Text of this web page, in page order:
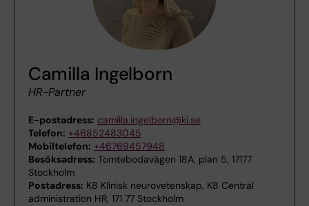
Camilla Ingelborn
HR-Partner
E-postadress: camilla.ingelborn@ki.se
Telefon: +46852483045
Mobiltelefon: +46769457948
Besöksadress: Tomtebodavägen 18A, plan 5, 17177
Stockholm
Postadress: K8 Klinisk neurovetenskap, K8 Central
administration HR, 171 77 Stockholm